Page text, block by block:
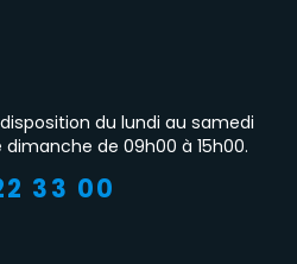
du lundi au samedi
de 09h00 à 15h00.
33 00